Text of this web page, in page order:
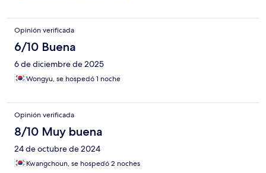
Opinión verificada
6/10 Buena
6 de diciembre de 2025
Wongyu, se hospedó 1 noche
Opinión verificada
8/10 Muy buena
24 de octubre de 2024
Kwangchoun, se hospedó 2 noches